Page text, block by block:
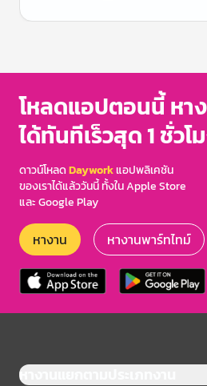
of
โหลดแอปตอนนี้ หา
ได้ทันทีเร็วสุด 1 ชั่วโ
ดาวน์โหลดDayworkแอปพลิเคชัน
ของเราได้แล้ววันนี้ ทั้งใน Apple Store
และ Google Play
หางาน หางานพาร์ทไทม์
หางานแยกตามประเภทงาน